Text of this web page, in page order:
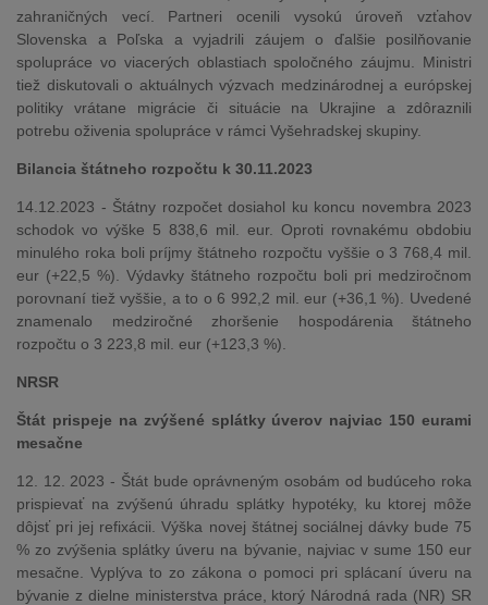
zahraničných vecí. Partneri ocenili vysokú úroveň vzťahov
Slovenska a Poľska a vyjadrili záujem o ďalšie posilňovanie
spolupráce vo viacerých oblastiach spoločného záujmu. Ministri
tiež diskutovali o aktuálnych výzvach medzinárodnej a európskej
politiky vrátane migrácie či situácie na Ukrajine a zdôraznili
potrebu oživenia spolupráce v rámci Vyšehradskej skupiny.
Bilancia štátneho rozpočtu k 30.11.2023
14.12.2023 - Štátny rozpočet dosiahol ku koncu novembra 2023
schodok vo výške 5 838,6 mil. eur. Oproti rovnakému obdobiu
minulého roka boli príjmy štátneho rozpočtu vyššie o 3 768,4 mil.
eur (+22,5 %). Výdavky štátneho rozpočtu boli pri medziročnom
porovnaní tiež vyššie, a to o 6 992,2 mil. eur (+36,1 %). Uvedené
znamenalo medziročné zhoršenie hospodárenia štátneho
rozpočtu o 3 223,8 mil. eur (+123,3 %).
NRSR
Štát prispeje na zvýšené splátky úverov najviac 150 eurami
mesačne
12. 12. 2023 - Štát bude oprávneným osobám od budúceho roka
prispievať na zvýšenú úhradu splátky hypotéky, ku ktorej môže
dôjsť pri jej refixácii. Výška novej štátnej sociálnej dávky bude 75
% zo zvýšenia splátky úveru na bývanie, najviac v sume 150 eur
mesačne. Vyplýva to zo zákona o pomoci pri splácaní úveru na
bývanie z dielne ministerstva práce, ktorý Národná rada (NR) SR